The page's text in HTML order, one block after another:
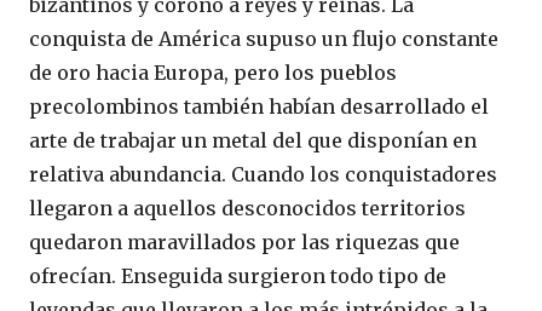
bizantinos y coronó a reyes y reinas. La
conquista de América supuso un flujo constante
de oro hacia Europa, pero los pueblos
precolombinos también habían desarrollado el
arte de trabajar un metal del que disponían en
relativa abundancia. Cuando los conquistadores
llegaron a aquellos desconocidos territorios
quedaron maravillados por las riquezas que
ofrecían. Enseguida surgieron todo tipo de